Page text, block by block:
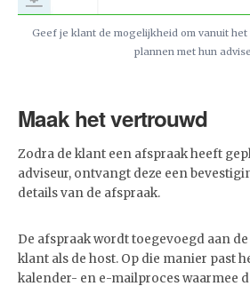
Geef je klant de mogelijkheid om vanuit
plannen met hun
Maak het vertrouwd
Zodra de klant een afspraak heeft
adviseur, ontvangt deze een
details van de afspraak.
De afspraak wordt toegevoegd aan
klant als de host. Op die manier past
kalender- en e-mailproces waarmee